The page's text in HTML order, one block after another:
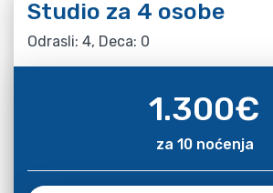
Studio za 4 osobe
Odrasli: 4, Deca: 0
1.300€
za 10 noćenja